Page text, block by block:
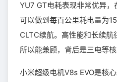
YU7 GT电耗表现非常优异
可以做到每百公里耗电量为
CLTC续航。高性能和长续
所以能兼顾，背后是三电等
小米超级电机V8s EVO是核